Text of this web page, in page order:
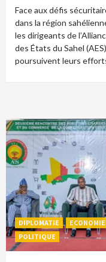
Face aux défis
dans la région
les dirigeants de
des États du Sahel (AES)
poursuivent leurs
DIPLOMATIE
ECONOMIE
POLITIQUE